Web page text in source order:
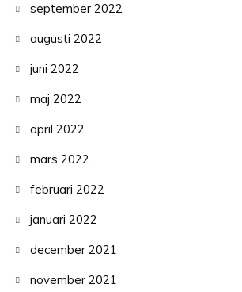
september 2022
augusti 2022
juni 2022
maj 2022
april 2022
mars 2022
februari 2022
januari 2022
december 2021
november 2021